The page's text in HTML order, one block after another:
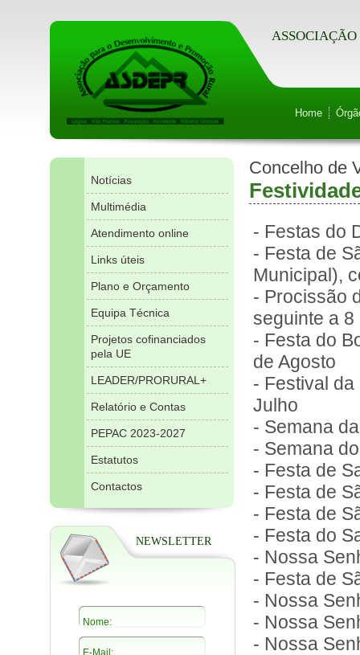
Home
Notícias
Multimédia
Atendimento online
Links úteis
Plano e Orçamento
Equipa Técnica
Projetos cofinanciados
pela UE
LEADER/PRORURAL+
Relatório e Contas
PEPAC 2023-2027
Estatutos
Contactos
NEWSLETTER
Concelho de
- Festas do
- Festa de
Municipal),
- Procissão
seguinte a 8
- Festa do
de Agosto
- Festival da
Julho
- Semana
- Semana
- Festa de
- Festa de
- Festa de
- Festa do
- Nossa
- Festa de
- Nossa
- Nossa
- Nossa